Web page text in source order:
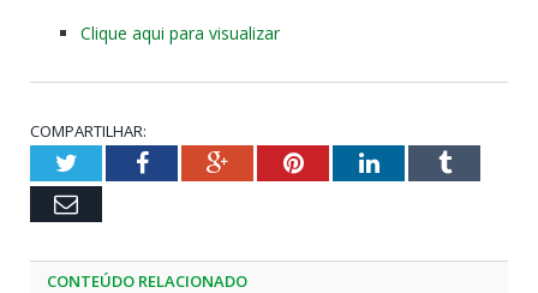
Clique aqui para visualizar
COMPARTILHAR:
TwitterFacebookGoogle+PinterestLinkedInTumblr
Email
CONTEÚDO RELACIONADO